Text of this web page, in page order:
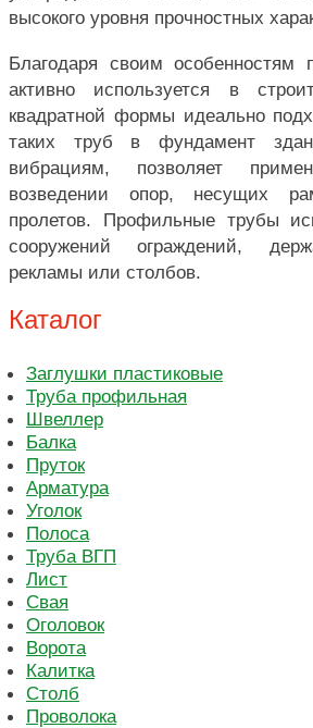
высокого уровня прочностных
Благодаря своим особенностям
активно используется в
квадратной формы идеально
таких труб в фундамент
вибрациям, позволяет
возведении опор, несущих
пролетов. Профильные трубы
сооружений ограждений,
рекламы или столбов.
Каталог
Заглушки пластиковые
Труба профильная
Швеллер
Балка
Пруток
Арматура
Уголок
Полоса
Труба ВГП
Лист
Свая
Оголовок
Ворота
Калитка
Столб
Проволока